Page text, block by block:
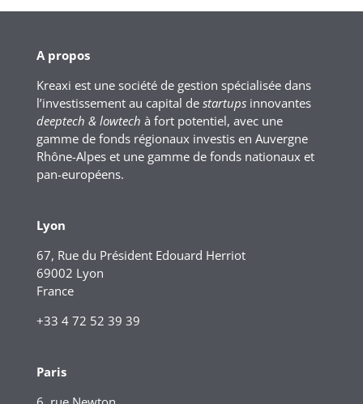
A propos
Kreaxi est une société de gestion spécialisée dans
l’investissement au capital de startupsinnovantes
deeptech & lowtech à fort potentiel, avec une
gamme de fonds régionaux investis en Auvergne
Rhône-Alpes et une gamme de fonds nationaux et
pan-européens.
Lyon
67, Rue du Président Edouard Herriot
69002 Lyon
France
+33 4 72 52 39 39
Paris